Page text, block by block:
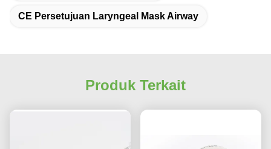
CE Persetujuan Laryngeal Mask Airway
Produk Terkait